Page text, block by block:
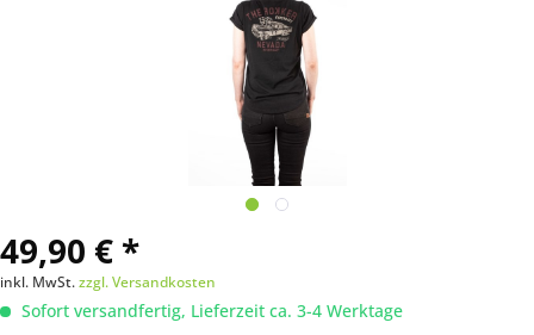
49,90 € *
inkl. MwSt.zzgl. Versandkosten
Sofort versandfertig, Lieferzeit ca. 3-4 Werktage